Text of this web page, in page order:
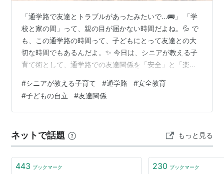
「通学路で友達とトラブルがあったみたいで…🚌」 「学
校と家の間」って、親の目が届かない時間だよね。💦 で
も、この通学路の時間って、子どもにとって友達との大
切な時間でもあるんだよ。✨ 今日は、シニアが教える子
育て術として、通学路での友達関係を「安全」と「楽し
の社会」 親が一緒にいない通学路って、子どもにとって
何だと思う？🤔 「ただ学校に行く道」じゃないんだよ。
😊 ✅ 通学路で育っていること 「時間を守る」という自律
✨ 上級生・下級生との関わり方 「親なしで行動する」自
信💪 シニアが教える子…
#シニアが教える子育て #通学路 #安全教育
#子どもの自立 #友達関係
ネットで話題 もっと見る
443 ブックマーク 230 ブックマーク